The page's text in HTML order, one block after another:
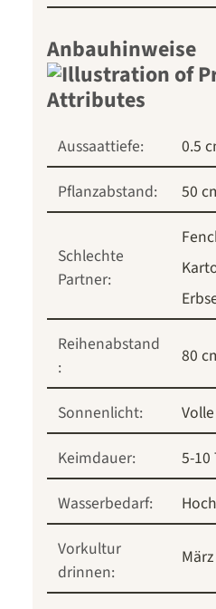
Anbauhinweise
Aussaattiefe:
0.5
Pflanzabstand:
50
Schlechte
Partner:
Reihenabstand
:
80
Sonnenlicht:
Keimdauer:
5-10
Wasserbedarf:
Hoch
Vorkultur
drinnen:
März